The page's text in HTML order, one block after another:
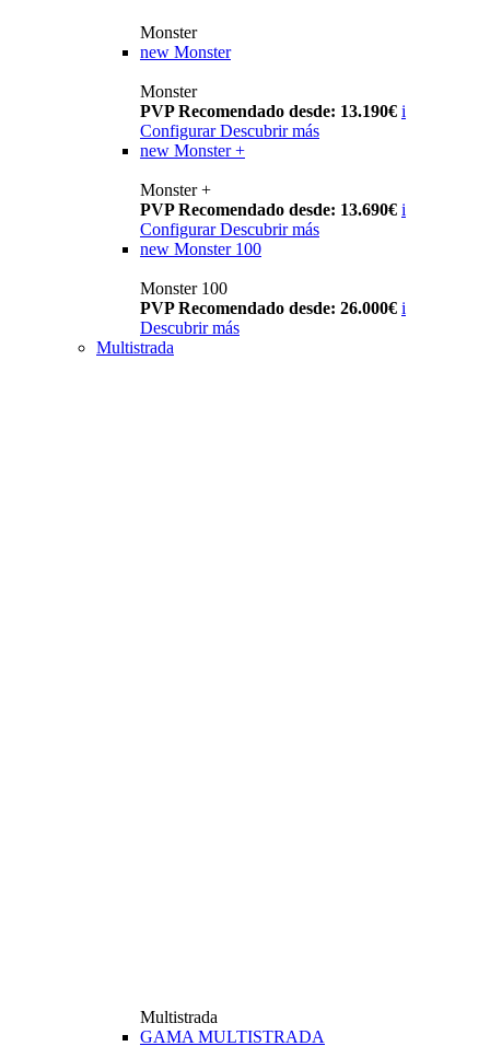
Monster
new Monster
Monster
PVP Recomendado desde: 13.190€ i
Configurar Descubrir más
new Monster +
Monster +
PVP Recomendado desde: 13.690€ i
Configurar Descubrir más
new Monster 100
Monster 100
PVP Recomendado desde: 26.000€ i
Descubrir más
Multistrada
Multistrada
GAMA MULTISTRADA